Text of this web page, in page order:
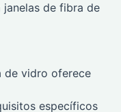
janelas de fibra de
de vidro oferece
específicos